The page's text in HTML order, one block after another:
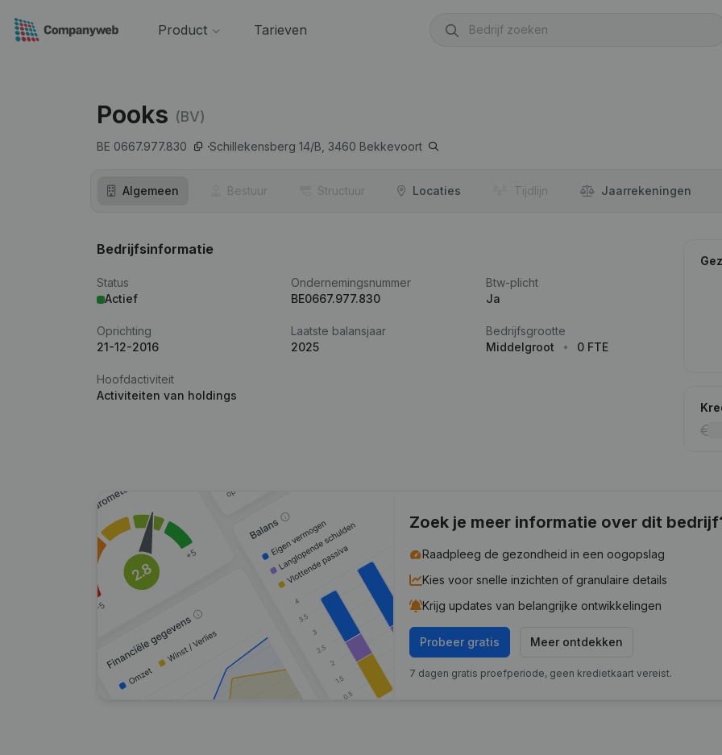
Product Tarieven
Pooks (BV)
BE 0667.977.830 Schillekensberg 14/B, 3460 Bekkevoort
Algemeen Bestuur Structuur Locaties Tijdlijn Jaar­rekeningen
Bedrijfsinformatie
Status
Actief
Ondernemingsnummer
BE0667.977.830
Btw-plicht
Ja
Oprichting
21-12-2016
Laatste balansjaar
2025
Bedrijfsgrootte
Middelgroot
0 FTE
Hoofdactiviteit
Activiteiten van holdings
Zoek je meer informatie over dit
Raadpleeg de gezondheid in een oogopslag
Kies voor snelle inzichten of granulaire details
Krijg updates van belangrijke ontwikkelingen
Probeer gratis Meer ontdekken
7 dagen gratis proefperiode, geen kredietkaart vereist.